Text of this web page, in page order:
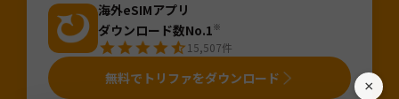
海外eSIMアプリ
ダウンロード数No.1※
15,507件
無料でトリファをダウンロード
×